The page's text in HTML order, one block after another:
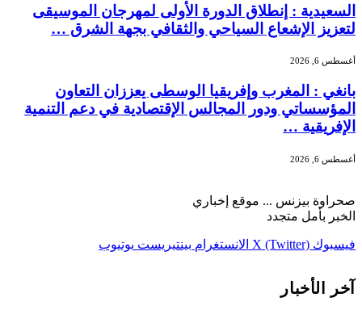
السعيدية : إنطلاق الدورة الأولى لمهرجان الموسيقى
لتعزيز الإشعاع السياحي والثقافي بجهة الشرق …
أغسطس 6, 2026
بانغي : المغرب وإفريقيا الوسطى يعززان التعاون
المؤسساتي ودور المجالس الإقتصادية في دعم التنمية
الإفريقية …
أغسطس 6, 2026
صحراوة بيزنس ... موقع إخباري
الخبر بأمل متجدد
فيسبوك X (Twitter) الانستغرام بينتيريست يوتيوب
آخر الأخبار